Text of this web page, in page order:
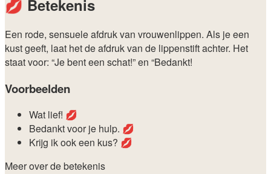
💋 Betekenis
Een rode, sensuele afdruk van vrouwenlippen. Als je een
kust geeft, laat het de afdruk van de lippenstift achter. Het
staat voor: “Je bent een schat!” en “Bedankt!
Voorbeelden
Wat lief! 💋
Bedankt voor je hulp. 💋
Krijg ik ook een kus? 💋
Meer over de betekenis